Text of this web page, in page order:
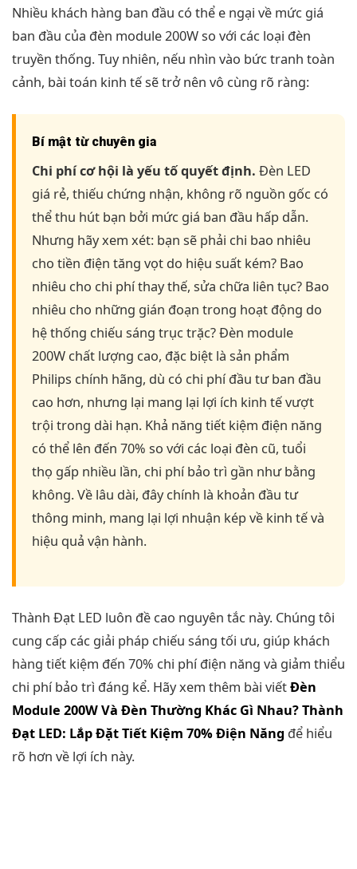
Nhiều khách hàng ban đầu có thể e ngại về mức giá
ban đầu của đèn module 200W so với các loại đèn
truyền thống. Tuy nhiên, nếu nhìn vào bức tranh toàn
cảnh, bài toán kinh tế sẽ trở nên vô cùng rõ ràng:
Bí mật từ chuyên gia
Chi phí cơ hội là yếu tố quyết định. Đèn LED
giá rẻ, thiếu chứng nhận, không rõ nguồn gốc có
thể thu hút bạn bởi mức giá ban đầu hấp dẫn.
Nhưng hãy xem xét: bạn sẽ phải chi bao nhiêu
cho tiền điện tăng vọt do hiệu suất kém? Bao
nhiêu cho chi phí thay thế, sửa chữa liên tục? Bao
nhiêu cho những gián đoạn trong hoạt động do
hệ thống chiếu sáng trục trặc? Đèn module
200W chất lượng cao, đặc biệt là sản phẩm
Philips chính hãng, dù có chi phí đầu tư ban đầu
cao hơn, nhưng lại mang lại lợi ích kinh tế vượt
trội trong dài hạn. Khả năng tiết kiệm điện năng
có thể lên đến 70% so với các loại đèn cũ, tuổi
thọ gấp nhiều lần, chi phí bảo trì gần như bằng
không. Về lâu dài, đây chính là khoản đầu tư
thông minh, mang lại lợi nhuận kép về kinh tế và
hiệu quả vận hành.
Thành Đạt LED luôn đề cao nguyên tắc này. Chúng tôi
cung cấp các giải pháp chiếu sáng tối ưu, giúp khách
hàng tiết kiệm đến 70% chi phí điện năng và giảm thiểu
chi phí bảo trì đáng kể. Hãy xem thêm bài viếtĐèn
Module 200W Và Đèn Thường Khác Gì Nhau? Thành
Đạt LED: Lắp Đặt Tiết Kiệm 70% Điện Năng để hiểu
rõ hơn về lợi ích này.